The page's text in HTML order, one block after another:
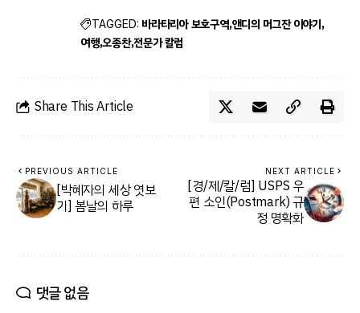
TAGGED: 바라타리아 보호구역앤디의 머그잔 이야기
여행오종찬전문가 칼럼
Share This Article
PREVIOUS ARTICLE
[박혜자의 세상 엿보
기] 봄날의 하루
NEXT ARTICLE
[경/제/칼/럼] USPS 우
편 소인(Postmark) 규
정 명확화
댓글 없음